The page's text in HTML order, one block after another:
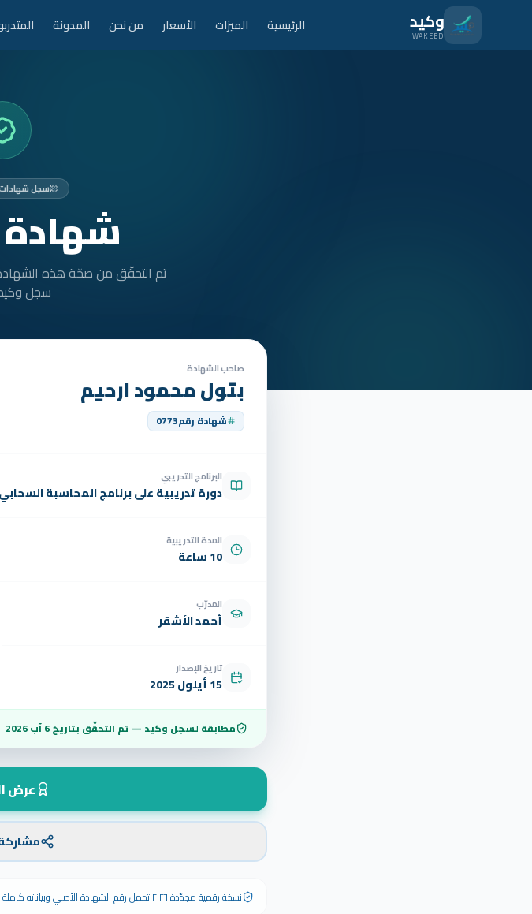
انتقل للمحتوى الرئيسيوكيد
WAKEED الرئيسية الميزات الأسعار من نحن المدونة
سجل
تم التحقّق من صحّة هذه
سجل
صاحب الشهادة
بتول محمود ارحيم
شهادة رقم0773
البرنامج التدريبي
دورة تدريبية على برنامج المحاسبة
المدة التدريبية
10 ساعة
المدرّب
أحمد الأشقر
تاريخ الإصدار
15 أيلول 2025
مطابقة لسجل وكيد — تم التحقّق بتاريخ6 آب 2026
عرض
نسخة رقمية مجدَّدة ٢٠٢٦ تحمل رقم الشهادة الأصلي وبياناته كاملة — الشهادة الورقية الأصلية تبقى سارية المفعول.